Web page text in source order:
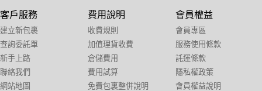
客戶服務
建立新包裹
查詢委託單
新手上路
聯絡我們
網站地圖
費用說明
收費規則
加值理貨收費
倉儲費用
費用試算
免費包裏整併說明
會員權益
會員專區
服務使用條款
託運條款
隱私權政策
會員權益說明